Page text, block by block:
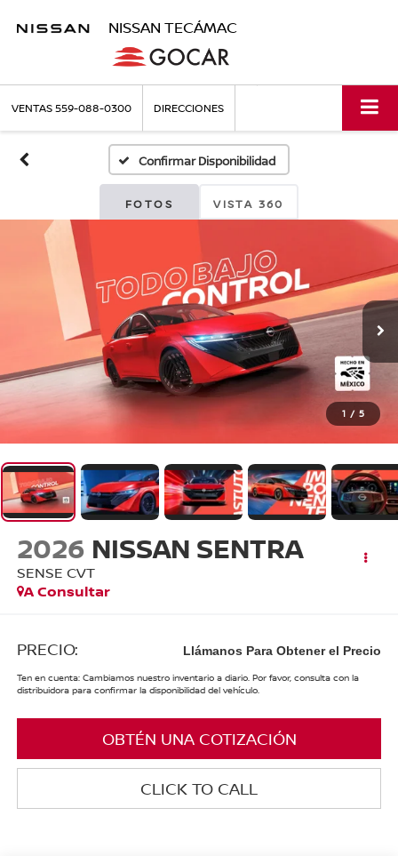
NISSAN TECÁMAC
VENTAS559-088-0300 DIRECCIONES
Confirmar Disponibilidad
FOTOS VISTA 360
1 / 5
2026 NISSAN SENTRA
SENSE CVT
A Consultar
PRECIO: Llámanos Para Obtener el Precio
Ten en cuenta: Cambiamos nuestro inventario a diario. Por favor, consulta con la
distribuidora para confirmar la disponibilidad del vehículo.
OBTÉN UNA COTIZACIÓN
CLICK TO CALL